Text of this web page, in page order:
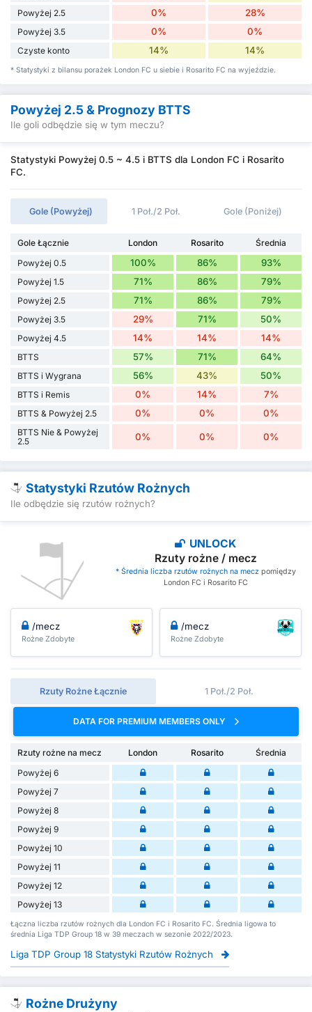
Powyżej 2.5 0% 28%
Powyżej 3.5 0% 0%
Czyste konto 14% 14%
* Statystyki z bilansu porażek London FC u siebie i Rosarito FC na wyjeździe.
Powyżej 2.5 & Prognozy BTTS
Ile goli odbędzie się w tym meczu?
Statystyki Powyżej 0.5 ~ 4.5 i BTTS dla London FC i Rosarito
FC.
Gole (Powyżej) 1 Poł./2 Poł. Gole (Poniżej)
Gole Łącznie London Rosarito
Średnia
Powyżej 0.5
100% 86% 93%
Powyżej 1.5 71% 86% 79%
Powyżej 2.5 71% 86% 79%
Powyżej 3.5 29% 71% 50%
Powyżej 4.5 14% 14% 14%
BTTS 57% 71% 64%
BTTS i Wygrana 56% 43% 50%
BTTS i Remis 0% 14% 7%
BTTS & Powyżej 2.5 0% 0% 0%
BTTS Nie & Powyżej
2.5
0% 0% 0%
Statystyki Rzutów Rożnych
Ile odbędzie się rzutów rożnych?
UNLOCK
Rzuty rożne / mecz
* Średnia liczba rzutów rożnych na meczpomiędzy
London FC i Rosarito FC
/mecz
Rożne Zdobyte
/mecz
Rożne Zdobyte
Rzuty Rożne Łącznie 1 Poł./2 Poł.
DATA FOR PREMIUM MEMBERS ONLY
Rzuty rożne na mecz London Rosarito
Średnia
Powyżej 6
Powyżej 7
Powyżej 8
Powyżej 9
Powyżej 10
Powyżej 11
Powyżej 12
Powyżej 13
Łączna liczba rzutów rożnych dla London FC i Rosarito FC. Średnia ligowa to
średnia Liga TDP Group 18 w 39 meczach w sezonie 2022/2023.
Liga TDP Group 18 Statystyki Rzutów Rożnych
Rożne Drużyny